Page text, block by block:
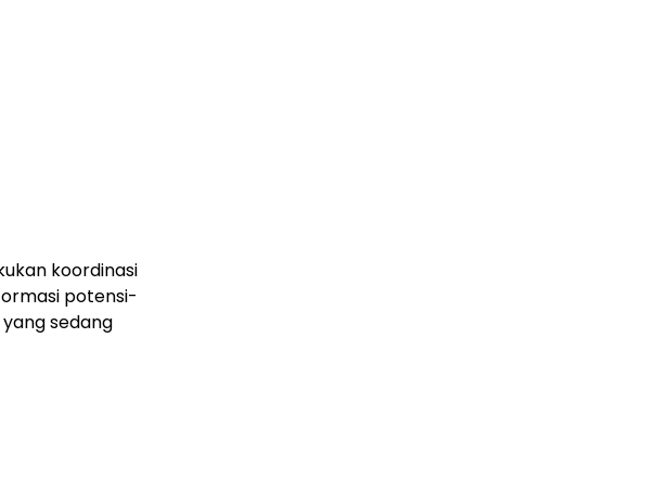
koordinasi
potensi-
sedang